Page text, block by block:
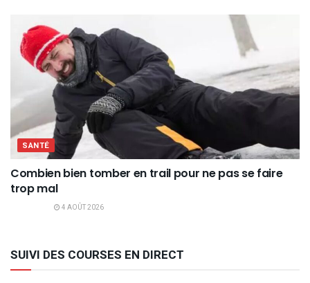
SANTÉ
Combien bien tomber en trail pour ne pas se faire
trop mal
4 AOÛT 2026
SUIVI DES COURSES EN DIRECT